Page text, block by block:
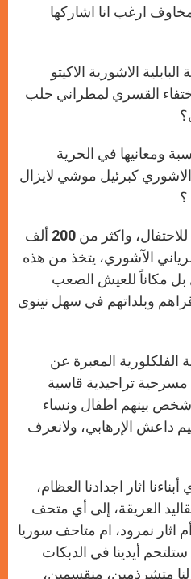
ارغب انا اشاركها
الاشورية الاكيتو
القسري لمطراني حلب
ومعانيها في الحرية
الاشوري كبرئيل موشي لايزال
؟
ـ كيف سنخرج إلى الطبيعة للاحتفال، واكثر من 200 ألف
الآشوري، يتخذ من هذه
بل مكاناً للعيش الصعب
وبلداتهم في سهل نينوى
الفلكلورية المعبرة عن
مسرحية تراجيدية قاسية
يؤدي ادوارها أكثر من 150 شخص بينهم اطفال ونساء
داعش الإرهابي، ولانعرف
اثار اجدادنا العظام،
العريقة، إلى أي متحف
نمرود، ام متاحف سوريا
أيدينا في الدبكات
متشرذمين، منقسمين،